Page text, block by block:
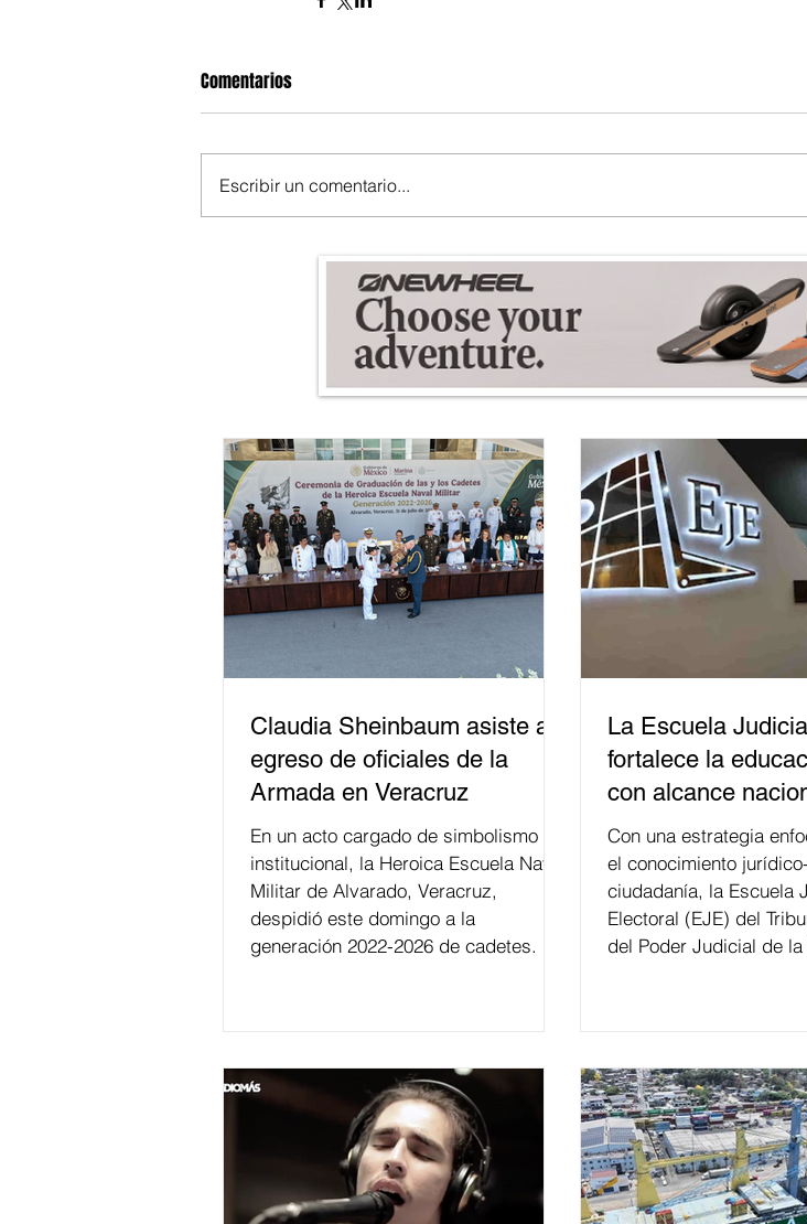
Comentarios
Escribir un comentario...
Claudia Sheinbaum asiste a
egreso de oficiales de la
Armada en Veracruz
En un acto cargado de simbolismo
institucional, la Heroica Escuela Naval
Militar de Alvarado, Veracruz,
despidió este domingo a la
generación 2022-2026 de cadetes.
La Escuela
fortalece la
con alcance
Con una estrategia
el conocimiento
ciudadanía, la Escuela
Electoral (EJE) del
del Poder Judicial de la
relacionados con la
del papel que ha
difusión de la justicia
un bien público. La
personas capacitadas